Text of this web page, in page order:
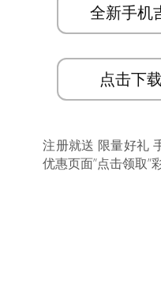
全新手机
点击下
注册就送 限量好礼
优惠页面”点击领取”